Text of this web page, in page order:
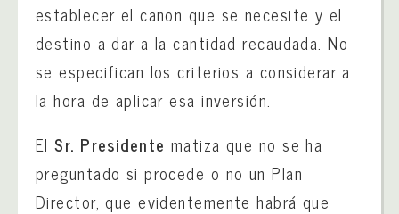
establecer el canon que se necesite y el
destino a dar a la cantidad recaudada. No
se especifican los criterios a considerar a
la hora de aplicar esa inversión.
ElSr. Presidente matiza que no se ha
preguntado si procede o no un Plan
Director, que evidentemente habrá que